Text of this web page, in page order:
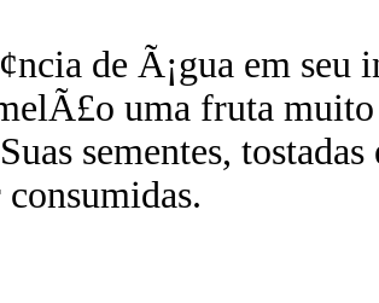
de Ã¡gua em seu
uma fruta
sementes,